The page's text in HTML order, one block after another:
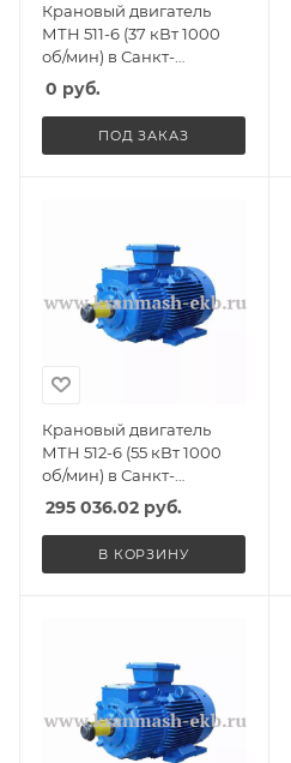
Крановый двигатель
МТН 511-6 (37 кВт 1000
об/мин) в Санкт-
Петербурге, Спб
0 руб.
ПОД ЗАКАЗ
Крановый двигатель
МТН 512-6 (55 кВт 1000
об/мин) в Санкт-
Петербурге, Спб
295 036.02 руб.
В КОРЗИНУ